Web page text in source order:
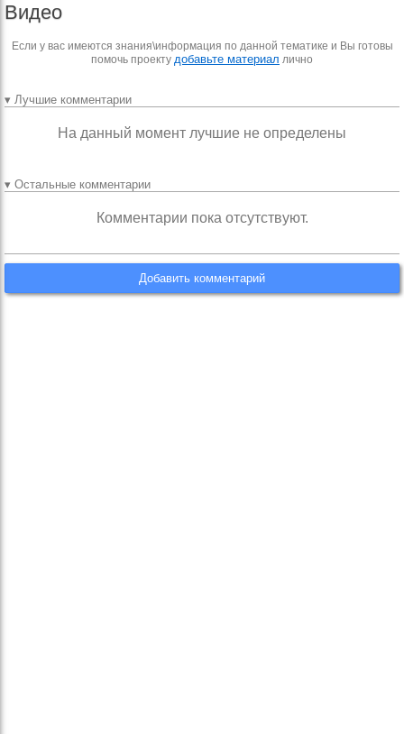
Видео
Если у вас имеются знания\информация по данной тематике и Вы готовы
помочь проекту добавьте материал лично
▾ Лучшие комментарии
На данный момент лучшие не определены
▾ Остальные комментарии
Комментарии пока отсутствуют.
Добавить комментарий